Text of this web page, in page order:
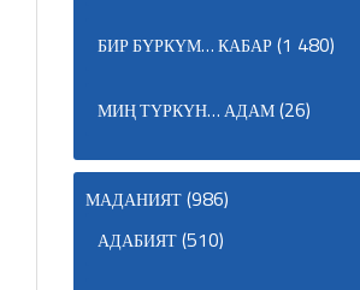
БИР БҮРКҮМ… КАБАР(1 480)
МИҢ ТҮРКҮН… АДАМ(26)
МАДАНИЯТ(986)
АДАБИЯТ(510)